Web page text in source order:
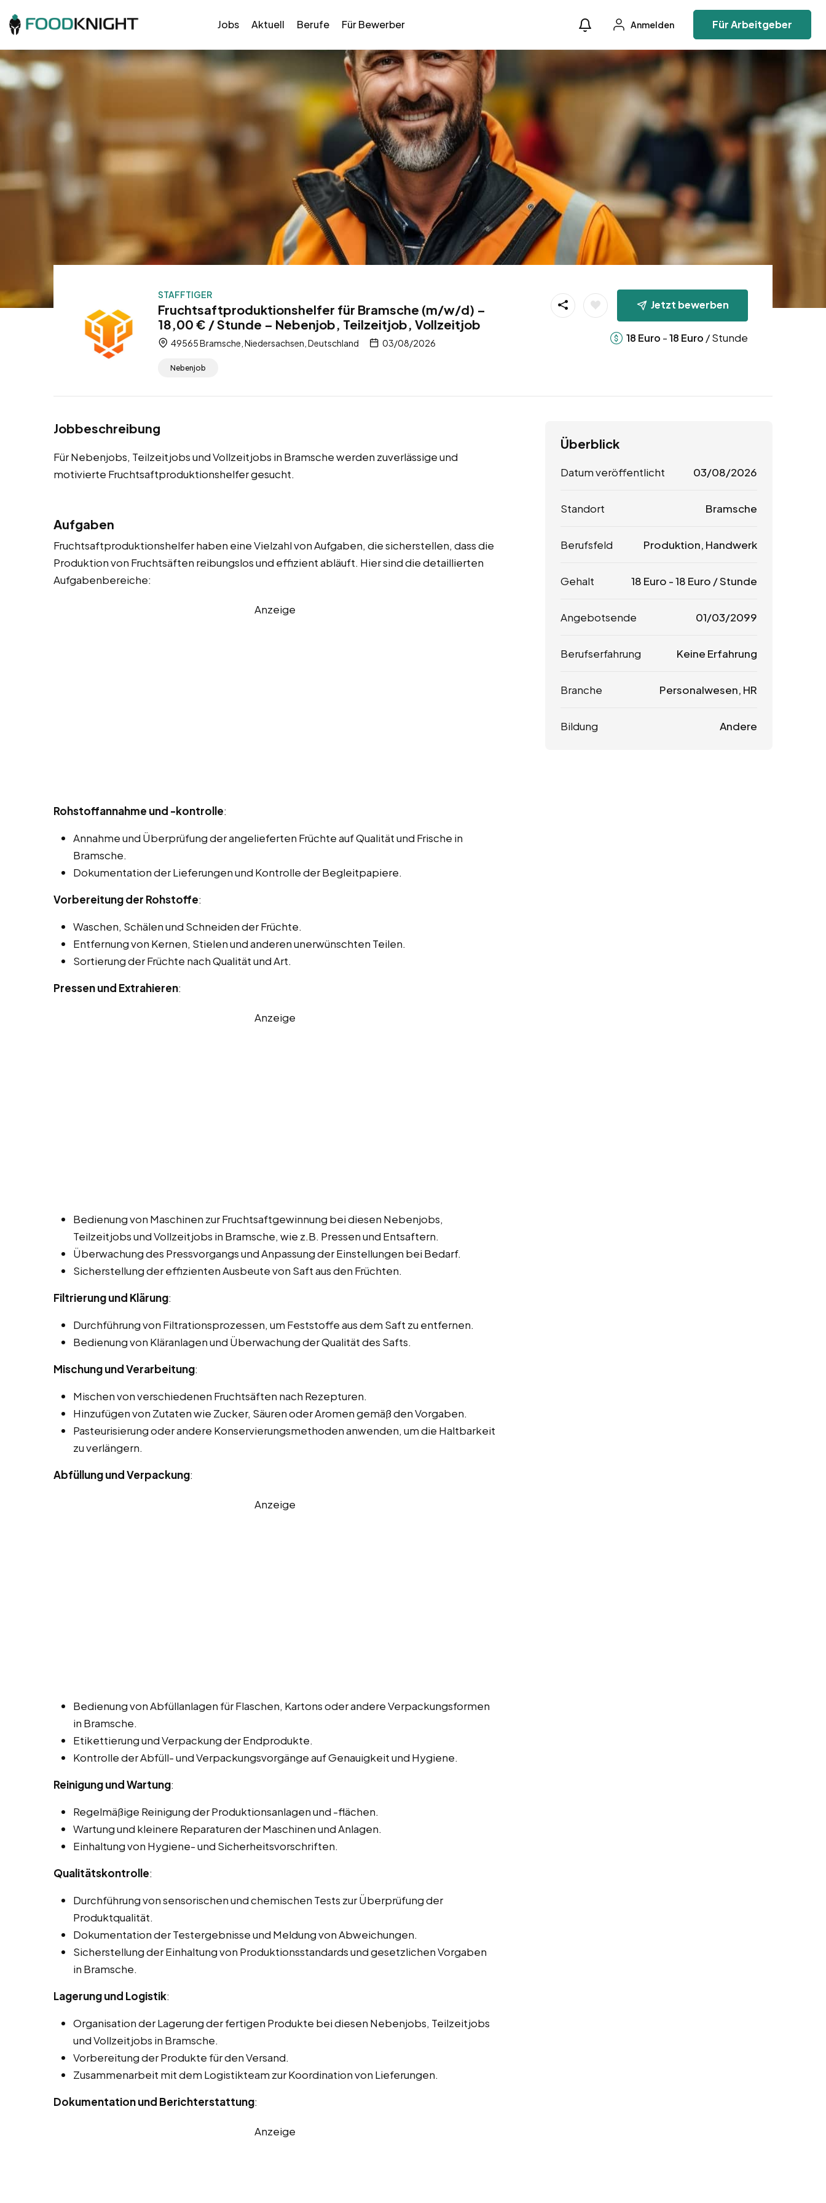
Jobs Aktuell Berufe Für Bewerber Anmelden Für Arbeitgeber
STAFFTIGER
Fruchtsaftproduktionshelfer für Bramsche (m/w/d) –
18,00 € / Stunde – Nebenjob, Teilzeitjob, Vollzeitjob
49565 Bramsche, Niedersachsen, Deutschland 03/08/2026
Nebenjob
Jetzt bewerben
18 Euro -18 Euro / Stunde
Jobbeschreibung
Für Nebenjobs, Teilzeitjobs und Vollzeitjobs in Bramsche werden zuverlässige und
motivierte Fruchtsaftproduktionshelfer gesucht.
Aufgaben
Fruchtsaftproduktionshelfer haben eine Vielzahl von Aufgaben, die sicherstellen, dass die
Produktion von Fruchtsäften reibungslos und effizient abläuft. Hier sind die detaillierten
Aufgabenbereiche:
Anzeige
Rohstoffannahme und -kontrolle:
Annahme und Überprüfung der angelieferten Früchte auf Qualität und Frische in
Bramsche.
Dokumentation der Lieferungen und Kontrolle der Begleitpapiere.
Vorbereitung der Rohstoffe:
Waschen, Schälen und Schneiden der Früchte.
Entfernung von Kernen, Stielen und anderen unerwünschten Teilen.
Sortierung der Früchte nach Qualität und Art.
Pressen und Extrahieren:
Anzeige
Bedienung von Maschinen zur Fruchtsaftgewinnung bei diesen Nebenjobs,
Teilzeitjobs und Vollzeitjobs in Bramsche, wie z.B. Pressen und Entsaftern.
Überwachung des Pressvorgangs und Anpassung der Einstellungen bei Bedarf.
Sicherstellung der effizienten Ausbeute von Saft aus den Früchten.
Filtrierung und Klärung:
Durchführung von Filtrationsprozessen, um Feststoffe aus dem Saft zu entfernen.
Bedienung von Kläranlagen und Überwachung der Qualität des Safts.
Mischung und Verarbeitung:
Mischen von verschiedenen Fruchtsäften nach Rezepturen.
Hinzufügen von Zutaten wie Zucker, Säuren oder Aromen gemäß den Vorgaben.
Pasteurisierung oder andere Konservierungsmethoden anwenden, um die Haltbarkeit
zu verlängern.
Abfüllung und Verpackung:
Anzeige
Bedienung von Abfüllanlagen für Flaschen, Kartons oder andere Verpackungsformen
in Bramsche.
Etikettierung und Verpackung der Endprodukte.
Kontrolle der Abfüll- und Verpackungsvorgänge auf Genauigkeit und Hygiene.
Reinigung und Wartung:
Regelmäßige Reinigung der Produktionsanlagen und -flächen.
Wartung und kleinere Reparaturen der Maschinen und Anlagen.
Einhaltung von Hygiene- und Sicherheitsvorschriften.
Qualitätskontrolle:
Durchführung von sensorischen und chemischen Tests zur Überprüfung der
Produktqualität.
Dokumentation der Testergebnisse und Meldung von Abweichungen.
Sicherstellung der Einhaltung von Produktionsstandards und gesetzlichen Vorgaben
in Bramsche.
Lagerung und Logistik:
Organisation der Lagerung der fertigen Produkte bei diesen Nebenjobs, Teilzeitjobs
und Vollzeitjobs in Bramsche.
Vorbereitung der Produkte für den Versand.
Zusammenarbeit mit dem Logistikteam zur Koordination von Lieferungen.
Dokumentation und Berichterstattung:
Anzeige
Überblick
Datum veröffentlicht 03/08/2026
Standort Bramsche
Berufsfeld Produktion, Handwerk
Gehalt 18 Euro -18 Euro / Stunde
Angebotsende 01/03/2099
Berufserfahrung Keine Erfahrung
Branche Personalwesen, HR
Bildung Andere